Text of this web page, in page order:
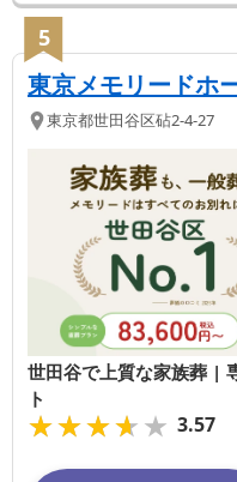
5
東京メモリードホ
東京都世田谷区砧2-4-27
世田谷で上質な家族葬 |
ト
★★★★★
★★★★★ 3.57